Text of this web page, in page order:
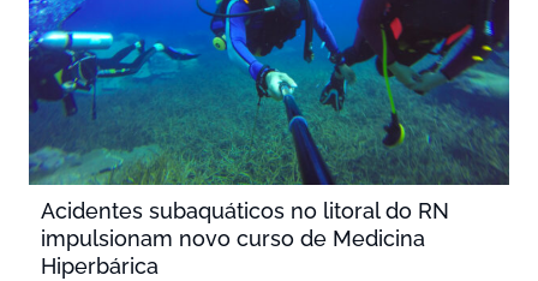
Acidentes subaquáticos no litoral do RN
impulsionam novo curso de Medicina
Hiperbárica